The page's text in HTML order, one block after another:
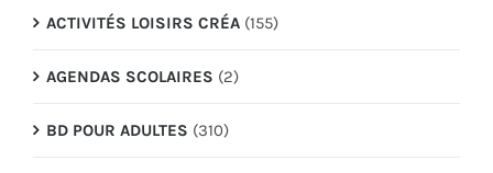
ACTIVITÉS LOISIRS CRÉA (155)
AGENDAS SCOLAIRES (2)
BD POUR ADULTES (310)